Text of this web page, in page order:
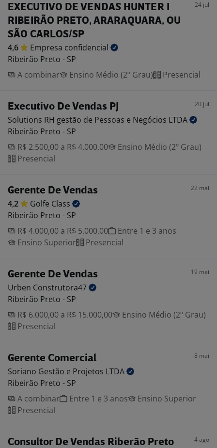
EXECUTIVO DE VENDAS HUNTER I
RIBEIRÃO PRETO, ARARAQUARA, OU
SÃO CARLOS/SP
24 jul
4,6 Empresa confidencial
Ribeirão Preto - SP
A combinar
Ensino Médio (2º Grau) Presencial
Executivo De Vendas PJ 20 jul
Solutions RH gestão de Pessoas e Negócios LTDA
Ribeirão Preto - SP
R$ 2.500,00 a R$ 4.000,00
Ensino Médio (2º Grau)
Presencial
Gerente De Vendas 22 mai
4,2 Golfe Class
Ribeirão Preto - SP
R$ 4.000,00 a R$ 5.000,00
Entre 1 e 3 anos
Ensino Superior
Presencial
Gerente De Vendas 19 mai
Urben Construtora47
Ribeirão Preto - SP
R$ 6.000,00 a R$ 15.000,00
Ensino Médio (2º Grau)
Presencial
Gerente Comercial 8 mai
Soriano Gestão e Projetos LTDA
Ribeirão Preto - SP
A combinar
Entre 1 e 3 anos
Ensino Superior
Presencial
Consultor De Vendas Riberão Preto 4 ago